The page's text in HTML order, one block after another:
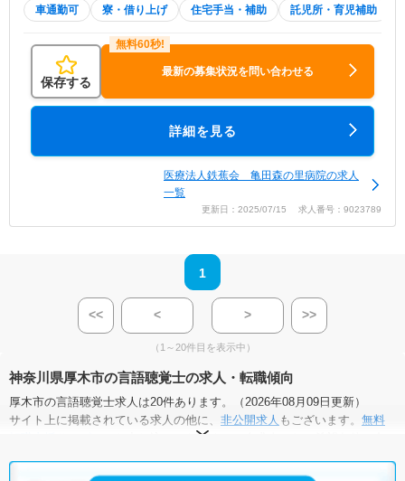
車通勤可 寮・借り上げ 住宅手当・補助 託児所・育児補助
保存する
最新の募集状況を問い合わせる
詳細を見る
医療法人鉄蕉会 亀田森の里病院の求人
一覧
更新日：2025/07/15 求人番号：9023789
1
<< < > >>
（1～20件目を表示中）
神奈川県厚木市の言語聴覚士の求人・転職傾向
厚木市の言語聴覚士求人は20件あります。（2026年08月09日更新）
サイト上に掲載されている求人の他に、 非公開求人 もございます。 無料
にお申し込みいただくと、全求人からご希望条件に合